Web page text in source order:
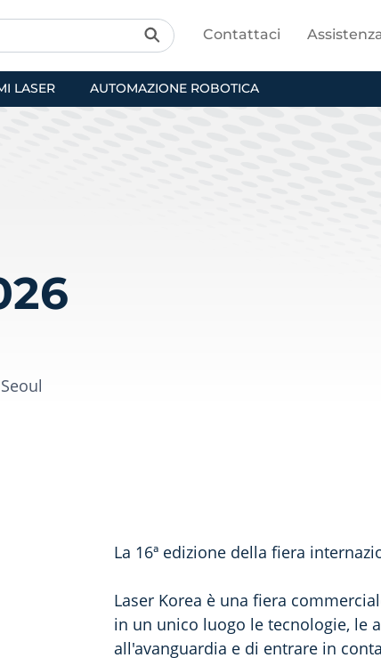
LASER AUTOMAZIONE ROBOTICA
Contattaci
Seoul
La 16ª edizione della fiera
Laser Korea è una fiera
in un unico luogo le tecnologie, le
all'avanguardia e di entrare in